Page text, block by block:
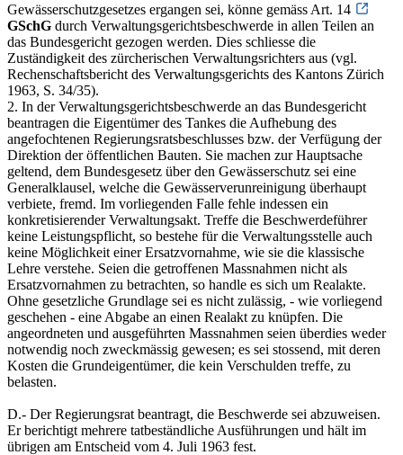
Gewässerschutzgesetzes ergangen sei, könne gemäss Art. 14
GSchG durch Verwaltungsgerichtsbeschwerde in allen Teilen an
das Bundesgericht gezogen werden. Dies schliesse die
Zuständigkeit des zürcherischen Verwaltungsrichters aus (vgl.
Rechenschaftsbericht des Verwaltungsgerichts des Kantons Zürich
1963, S. 34/35).
2. In der Verwaltungsgerichtsbeschwerde an das Bundesgericht
beantragen die Eigentümer des Tankes die Aufhebung des
angefochtenen Regierungsratsbeschlusses bzw. der Verfügung der
Direktion der öffentlichen Bauten. Sie machen zur Hauptsache
geltend, dem Bundesgesetz über den Gewässerschutz sei eine
Generalklausel, welche die Gewässerverunreinigung überhaupt
verbiete, fremd. Im vorliegenden Falle fehle indessen ein
konkretisierender Verwaltungsakt. Treffe die Beschwerdeführer
keine Leistungspflicht, so bestehe für die Verwaltungsstelle auch
keine Möglichkeit einer Ersatzvornahme, wie sie die klassische
Lehre verstehe. Seien die getroffenen Massnahmen nicht als
Ersatzvornahmen zu betrachten, so handle es sich um Realakte.
Ohne gesetzliche Grundlage sei es nicht zulässig, - wie vorliegend
geschehen - eine Abgabe an einen Realakt zu knüpfen. Die
angeordneten und ausgeführten Massnahmen seien überdies weder
notwendig noch zweckmässig gewesen; es sei stossend, mit deren
Kosten die Grundeigentümer, die kein Verschulden treffe, zu
belasten.
D.- Der Regierungsrat beantragt, die Beschwerde sei abzuweisen.
Er berichtigt mehrere tatbeständliche Ausführungen und hält im
übrigen am Entscheid vom 4. Juli 1963 fest.